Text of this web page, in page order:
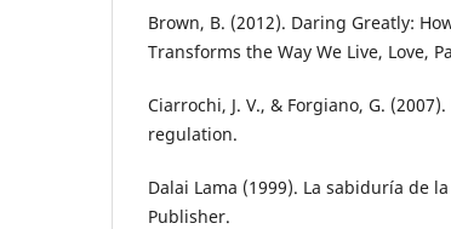
Brown, B. (2012). Daring Greatly:
Transforms the Way We Live, Love,
Ciarrochi, J. V., & Forgiano, G.
regulation.
Dalai Lama (1999). La sabiduría de
Publisher.